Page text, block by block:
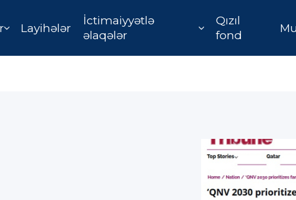
Layihələr
İctimaiyyətlə
əlaqələr
Qızıl
fond